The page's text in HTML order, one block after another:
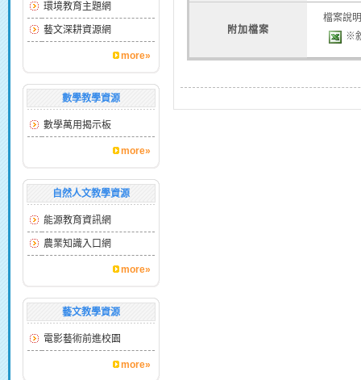
環境教育主題網
藝文深耕資源網
more»
數學教學資源
數學萬用揭示板
more»
自然人文教學資源
能源教育資訊網
農業知識入口網
more»
藝文教學資源
電影藝術前進校園
more»
附加檔案
檔案說
※